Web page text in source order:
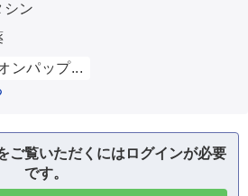
シン
ンパップ...
ご覧いただくにはログインが必要
です。